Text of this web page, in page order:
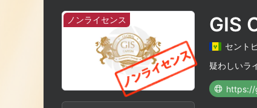
ノンライセンス
6
7
4
5
GIS
セント
疑わしいラ
https://